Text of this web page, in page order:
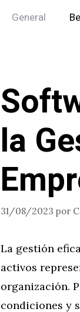
General
la
31/08/2023 por
La gestión
activos
organización.
condiciones y